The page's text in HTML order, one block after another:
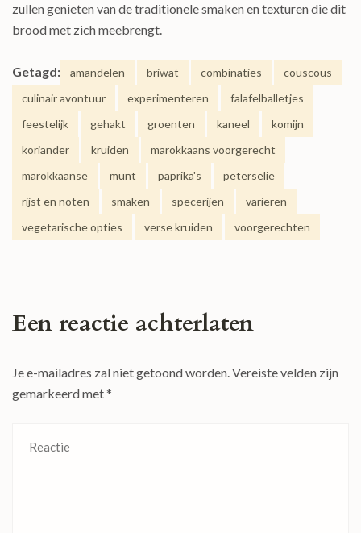
zullen genieten van de traditionele smaken en texturen die dit
brood met zich meebrengt.
Getagd: amandelen briwat combinaties
couscous
culinair avontuur
experimenteren
falafelballetjes
feestelijk
gehakt groenten kaneel
komijn
koriander
kruiden
marokkaans voorgerecht
marokkaanse
munt paprika's
peterselie
rijst en noten
smaken specerijen
variëren
vegetarische opties
verse kruiden voorgerechten
Een reactie achterlaten
Je e-mailadres zal niet getoond worden.Vereiste velden zijn
gemarkeerd met*